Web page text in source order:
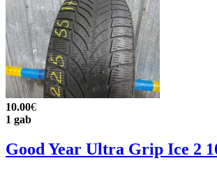
10.00€
1 gab
Good Year Ultra Grip Ice 2